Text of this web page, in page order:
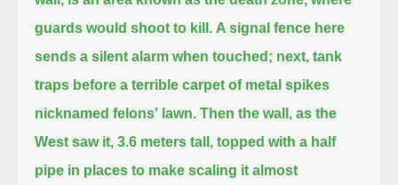
guards would shoot to kill. A signal fence here
sends a silent alarm when touched; next, tank
traps before a terrible carpet of metal spikes
nicknamed felons' lawn. Then the wall, as the
West saw it, 3.6 meters tall, topped with a half
pipe in places to make scaling it almost